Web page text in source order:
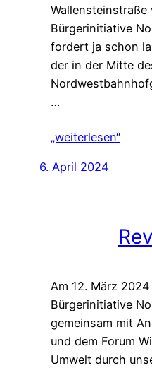
Wallensteinstraße
Bürgerinitiative
fordert ja schon
der in der Mitte
…
„weiterlesen“
6. April 2024
Am 12. März
Bürgerinitiative
gemeinsam mit
und dem Forum
Umwelt durch